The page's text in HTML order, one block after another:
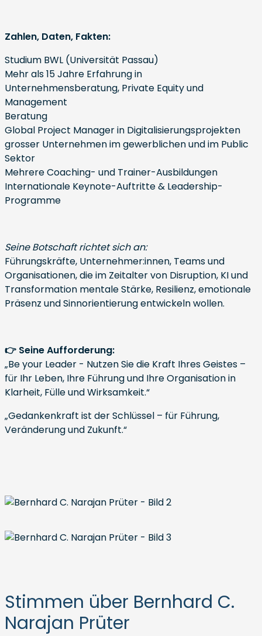
Zahlen, Daten, Fakten:
Studium BWL (Universität Passau)
Mehr als 15 Jahre Erfahrung in
Unternehmensberatung, Private Equity und
Management
Beratung
Global Project Manager in Digitalisierungsprojekten
grosser Unternehmen im gewerblichen und im Public
Sektor
Mehrere Coaching- und Trainer-Ausbildungen
Internationale Keynote-Auftritte & Leadership-
Programme
Seine Botschaft richtet sich an:
Führungskräfte, Unternehmer:innen, Teams und
Organisationen, die im Zeitalter von Disruption, KI und
Transformation mentale Stärke, Resilienz, emotionale
Präsenz und Sinnorientierung entwickeln wollen.
👉 Seine Aufforderung:
„Be your Leader - Nutzen Sie die Kraft Ihres Geistes –
für Ihr Leben, Ihre Führung und Ihre Organisation in
Klarheit, Fülle und Wirksamkeit.“
„Gedankenkraft ist der Schlüssel – für Führung,
Veränderung und Zukunft.“
Stimmen über Bernhard C.
Narajan Prüter